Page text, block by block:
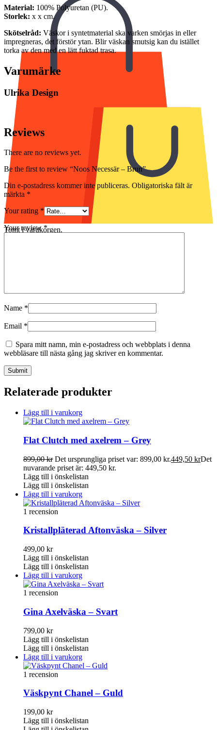
Tomt i varukorgen.
Material: 100% Polyuretan (PU).
Storlek: x x cm.
Skötselråd: Väskor i syntetmaterial ska varken smörjas in eller
impregneras, det förstör ytan. Blir väskan smutsig kan du istället
torka av den med en lätt fuktad trasa.
Varumärke
Ulrika Design
Reviews
There are no reviews yet.
Be the first to review “Noos Necessär – Brun”
Din e-postadress kommer inte publiceras. Obligatoriska fält är
märkta *
Your rating *
Your review*
Name *
Email *
Spara mitt namn, min e-postadress och webbplats i denna
webbläsare till nästa gång jag skriver en kommentar.
Relaterade produkter
Lägg till i varukorg
Flat Clutch med axelrem – Grey
899,00kr Det ursprungliga priset var: 899,00 kr.449,50 krDet
nuvarande priset är: 449,50 kr.
Lägg till i önskelistan
Lägg till i önskelistan
Lägg till i varukorg
1 recension
Kristallpläterad Aftonväska – Silver
499,00 kr
Lägg till i önskelistan
Lägg till i önskelistan
Lägg till i varukorg
1 recension
Gina Axelväska – Svart
799,00 kr
Lägg till i önskelistan
Lägg till i önskelistan
Lägg till i varukorg
1 recension
Väskpynt Chanel – Guld
199,00 kr
Lägg till i önskelistan